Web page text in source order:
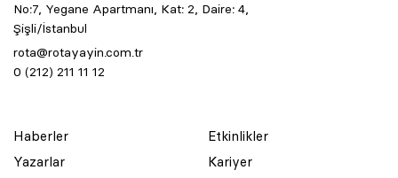
No:7, Yegane Apartmanı, Kat: 2, Daire: 4,
Şişli/İstanbul
rota@rotayayin.com.tr
0 (212) 211 11 12
Haberler
Yazarlar
Etkinlikler
Kariyer